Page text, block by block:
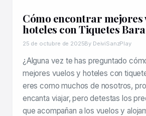
Cómo encontrar mejores
hoteles con Tiquetes
25 de octubre de 2025By DeiviSanzPlay
¿Alguna vez te has preguntado
mejores vuelos y hoteles con
eres como muchos de nosotros,
encanta viajar, pero detestas los
que acompañan a los vuelos y